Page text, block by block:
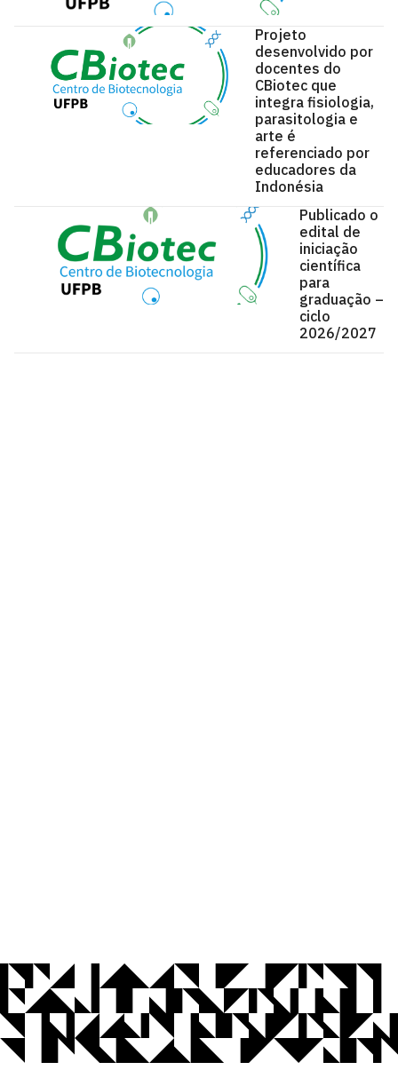
Projeto
desenvolvido por
docentes do
CBiotec que
integra fisiologia,
parasitologia e
arte é
referenciado por
educadores da
Indonésia
Publicado o
edital de
iniciação
científica
para
graduação –
ciclo
2026/2027